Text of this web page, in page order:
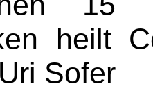
heilt
Sofer